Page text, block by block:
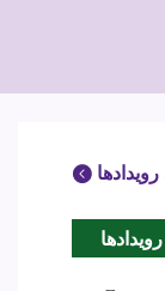
رویدادها